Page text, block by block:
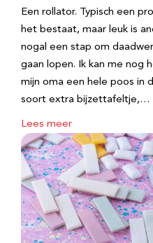
Een rollator. Typisch een
het bestaat, maar leuk is
nogal een stap om
gaan lopen. Ik kan me nog
mijn oma een hele poos in
soort extra bijzettafeltje,…
Lees meer